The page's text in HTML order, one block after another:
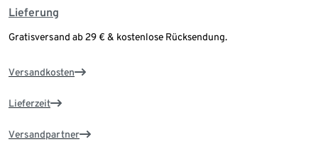
Lieferung
Gratisversand ab 29 € & kostenlose Rücksendung.
Versandkosten
Lieferzeit
Versandpartner